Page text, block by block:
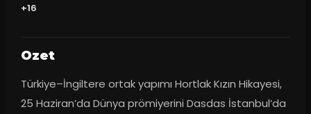
+16
Ozet
Türkiye–İngiltere ortak yapımı Hortlak Kızın Hikayesi,
25 Haziran’da Dünya prömiyerini Dasdas İstanbul’da